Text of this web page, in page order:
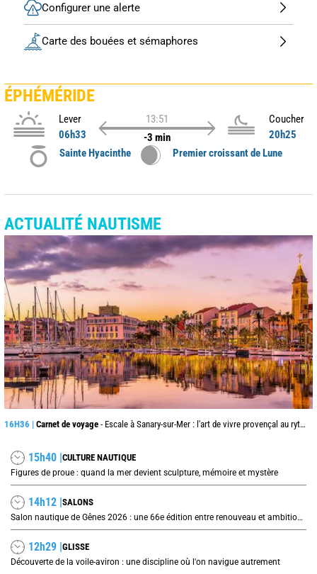
Configurer une alerte
Carte des bouées et sémaphores
ÉPHÉMÉRIDE
Lever
06h33
13:51
-3 min
Coucher
20h25
Sainte Hyacinthe
Premier croissant de Lune
ACTUALITÉ NAUTISME
16H36 | Carnet de voyage - Escale à Sanary-sur-Mer : l'art de vivre provençal au rythme du port
15h40 |CULTURE NAUTIQUE
Figures de proue : quand la mer devient sculpture, mémoire et mystère
14h12 |SALONS
Salon nautique de Gênes 2026 : une 66e édition entre renouveau et ambitions internationales
12h29 |GLISSE
Découverte de la voile-aviron : une discipline où l'on navigue autrement